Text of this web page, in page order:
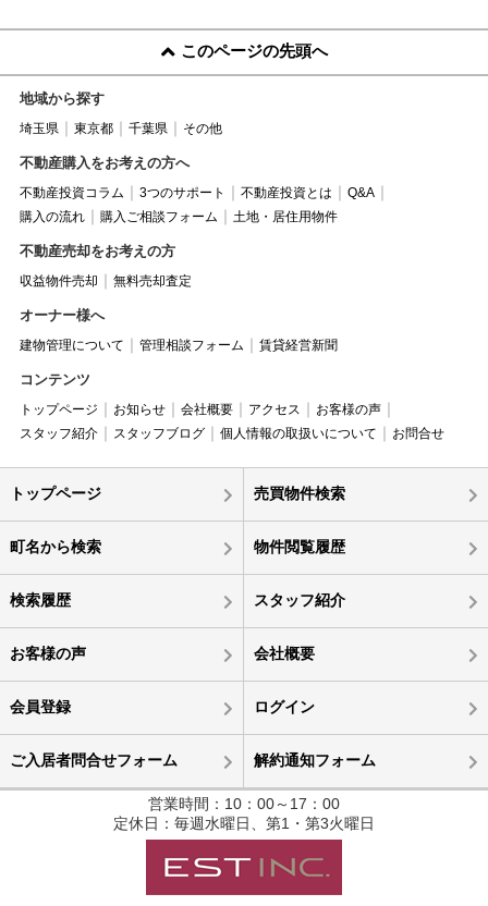
このページの先頭へ
地域から探す
埼玉県 東京都 千葉県 その他
不動産購入をお考えの方へ
不動産投資コラム 3つのサポート 不動産投資とは
Q&A
購入の流れ
購入ご相談フォーム 土地・居住用物件
不動産売却をお考えの方
収益物件売却 無料売却査定
オーナー様へ
建物管理について 管理相談フォーム 賃貸経営新聞
コンテンツ
トップページ お知らせ 会社概要 アクセス
お客様の声
スタッフ紹介
スタッフブログ 個人情報の取扱いについて お問合せ
トップページ 売買物件検索
町名から検索 物件閲覧履歴
検索履歴 スタッフ紹介
お客様の声 会社概要
会員登録 ログイン
ご入居者問合せフォーム 解約通知フォーム
営業時間：10：00～17：00
定休日：毎週水曜日、第1・第3火曜日